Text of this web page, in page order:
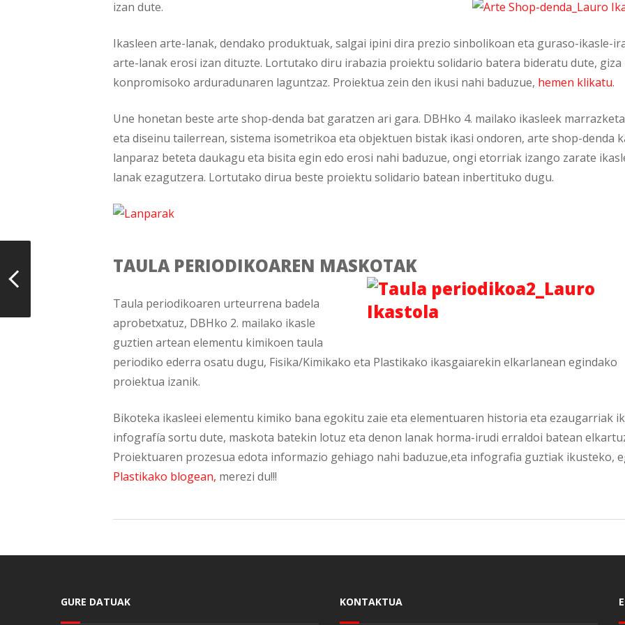
izan dute.
Ikasleen arte-lanak, dendako produktuak, salgai ipini dira prezio sinbolikoan eta guraso-ikasle-
arte-lanak erosi izan dituzte. Lortutako diru irabazia proiektu solidario batera bideratu dute, giza
konpromisoko arduradunaren laguntzaz. Proiektua zein den ikusi nahi baduzue, hemen klikatu.
Une honetan beste arte shop-denda bat garatzen ari gara. DBHko 4. mailako ikasleek
eta diseinu tailerrean, sistema isometrikoa eta objektuen bistak ikasi ondoren, arte shop-denda
lanparaz beteta daukagu eta bisita egin edo erosi nahi baduzue, ongi etorriak izango zarate
lanak ezagutzera. Lortutako dirua beste proiektu solidario batean inbertituko dugu.
TAULA PERIODIKOAREN MASKOTAK
Taula periodikoaren urteurrena badela
aprobetxatuz, DBHko 2. mailako ikasle
guztien artean elementu kimikoen taula
periodiko ederra osatu dugu, Fisika/Kimikako eta Plastikako ikasgaiarekin elkarlanean egindako
proiektua izanik.
Bikoteka ikasleei elementu kimiko bana egokitu zaie eta elementuaren historia eta ezaugarriak
infografía sortu dute, maskota batekin lotuz eta denon lanak horma-irudi erraldoi batean
Proiektuaren prozesua edota informazio gehiago nahi baduzue,eta infografia guztiak ikusteko,
Plastikako blogean, merezi du!!!
GURE DATUAK KONTAKTUA